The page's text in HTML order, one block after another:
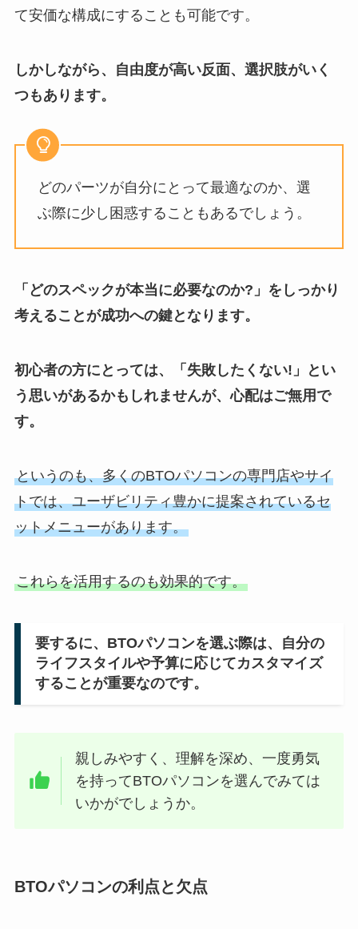
て安価な構成にすることも可能です。
しかしながら、自由度が高い反面、選択肢がいく
つもあります。
どのパーツが自分にとって最適なのか、選
ぶ際に少し困惑することもあるでしょう。
「どのスペックが本当に必要なのか?」をしっかり
考えることが成功への鍵となります。
初心者の方にとっては、「失敗したくない!」とい
う思いがあるかもしれませんが、心配はご無用で
す。
というのも、多くのBTOパソコンの専門店やサイ
トでは、ユーザビリティ豊かに提案されているセ
ットメニューがあります。
これらを活用するのも効果的です。
要するに、BTOパソコンを選ぶ際は、自分の
ライフスタイルや予算に応じてカスタマイズ
することが重要なのです。
親しみやすく、理解を深め、一度勇気
を持ってBTOパソコンを選んでみては
いかがでしょうか。
BTOパソコンの利点と欠点